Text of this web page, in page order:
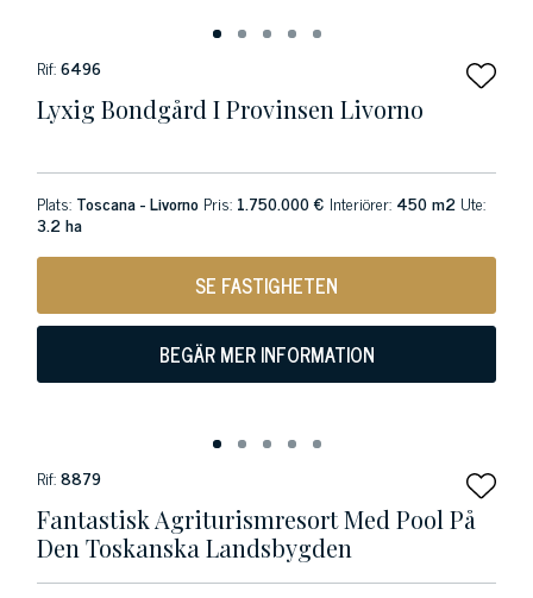
Rif:6496
Lyxig Bondgård I Provinsen Livorno
Plats: Toscana - Livorno Pris: 1.750.000 € Interiörer: 450 m2 Ute:
3.2 ha
SE FASTIGHETEN
BEGÄR MER INFORMATION
Rif:8879
Fantastisk Agriturismresort Med Pool På
Den Toskanska Landsbygden